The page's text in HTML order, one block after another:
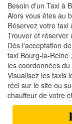
Besoin d'un Taxi à
Alors vous êtes au
Réservez votre
Trouver et réserver
Dés l'acceptation
taxi Bourg-la-Reine
les coordonnées
Visualisez les taxis
réel sur le site ou
chauffeur de votre